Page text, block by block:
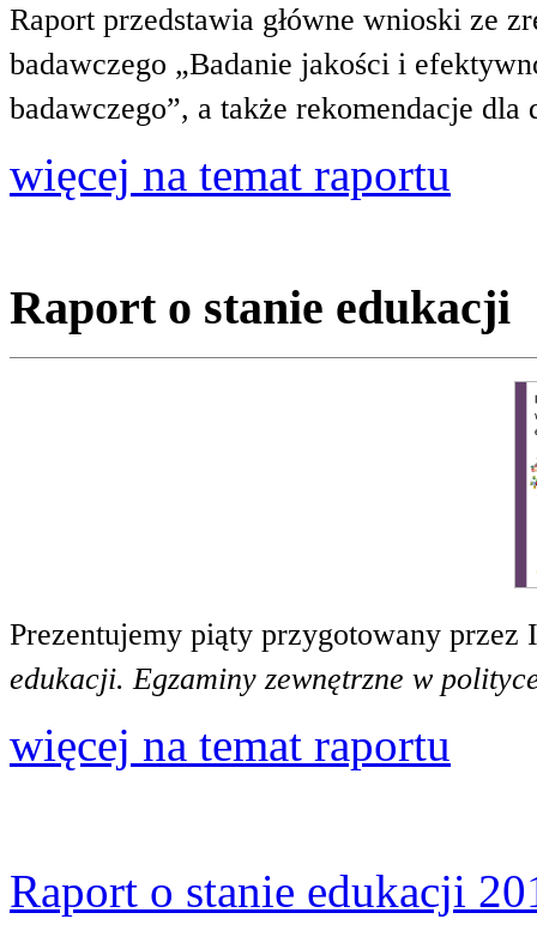
Raport przedstawia główne wnioski ze
badawczego „Badanie jakości i
badawczego”, a także rekomendacje
więcej na temat raportu
Raport o stanie edukacji
Prezentujemy piąty przygotowany
edukacji. Egzaminy zewnętrzne w
więcej na temat raportu
Raport o stanie edukacji